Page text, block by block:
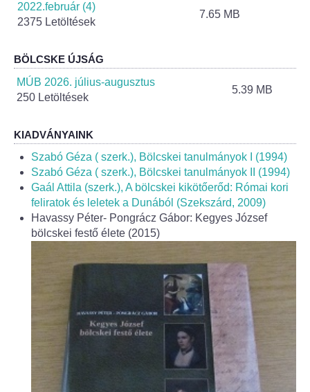
Helyi Építési Szabályzat
INTÉZMÉNYEK
Bölcskei Mesevár Óvoda és Bölcsőde
Óvodakert
Egészségügy
Háziorvos
Gyermekorvos
Fogorvos
Központi orvosi ügyelet
Alapszolgáltatási Központ
2022.február (4)
2375 Letöltések
7.65 MB
BÖLCSKE ÚJSÁG
MÚB 2026. július-augusztus
250 Letöltések
5.39 MB
KIADVÁNYAINK
Szabó Géza ( szerk.), Bölcskei tanulmányok I (1994)
Szabó Géza ( szerk.), Bölcskei tanulmányok II (1994)
Gaál Attila (szerk.), A bölcskei kikötőerőd: Római kori
feliratok és leletek a Dunából (Szekszárd, 2009)
Havassy Péter- Pongrácz Gábor: Kegyes József
bölcskei festő élete (2015)